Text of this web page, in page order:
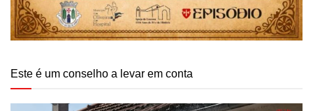
Este é um conselho a levar em conta